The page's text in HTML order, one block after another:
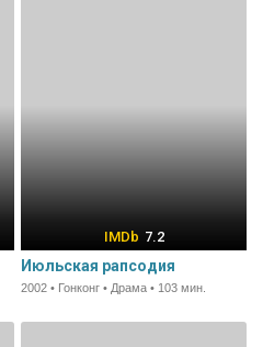
7.2
Июльская рапсодия
2002 • Гонконг • Драма • 103 мин.